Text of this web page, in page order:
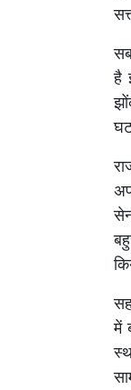
है
में